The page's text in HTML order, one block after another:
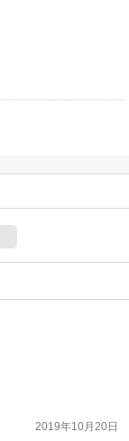
2019年10月20日